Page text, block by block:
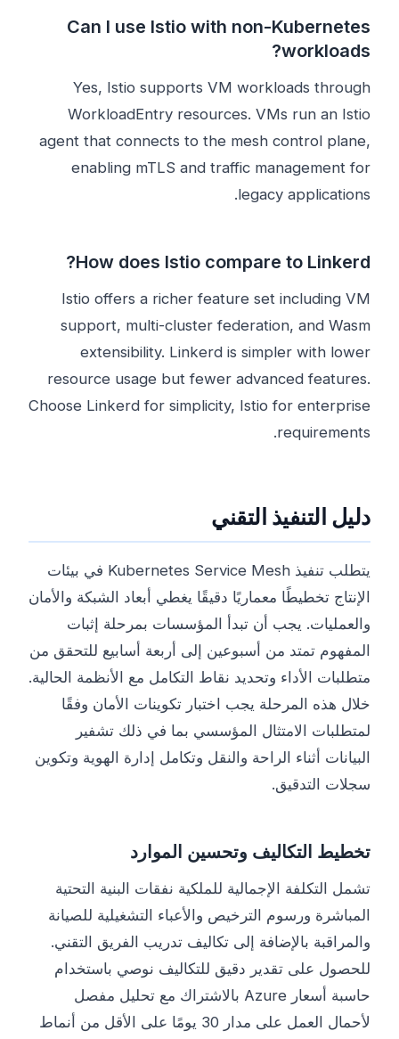
Can I use Istio with non-Kubernetes
workloads?
Yes, Istio supports VM workloads through
WorkloadEntry resources. VMs run an Istio
agent that connects to the mesh control plane,
enabling mTLS and traffic management for
legacy applications.
How does Istio compare to Linkerd?
Istio offers a richer feature set including VM
support, multi-cluster federation, and Wasm
extensibility. Linkerd is simpler with lower
resource usage but fewer advanced features.
Choose Linkerd for simplicity, Istio for enterprise
requirements.
دليل التنفيذ التقني
يتطلب تنفيذ Kubernetes Service Mesh في بيئات
الإنتاج تخطيطًا معماريًا دقيقًا يغطي أبعاد الشبكة والأمان
والعمليات. يجب أن تبدأ المؤسسات بمرحلة إثبات
المفهوم تمتد من أسبوعين إلى أربعة أسابيع للتحقق من
متطلبات الأداء وتحديد نقاط التكامل مع الأنظمة الحالية.
خلال هذه المرحلة يجب اختبار تكوينات الأمان وفقًا
لمتطلبات الامتثال المؤسسي بما في ذلك تشفير
البيانات أثناء الراحة والنقل وتكامل إدارة الهوية وتكوين
سجلات التدقيق.
تخطيط التكاليف وتحسين الموارد
تشمل التكلفة الإجمالية للملكية نفقات البنية التحتية
المباشرة ورسوم الترخيص والأعباء التشغيلية للصيانة
والمراقبة بالإضافة إلى تكاليف تدريب الفريق التقني.
للحصول على تقدير دقيق للتكاليف نوصي باستخدام
حاسبة أسعار Azure بالاشتراك مع تحليل مفصل
لأحمال العمل على مدار 30 يومًا على الأقل من أنماط